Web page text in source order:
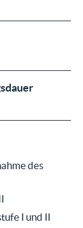
des
I und II